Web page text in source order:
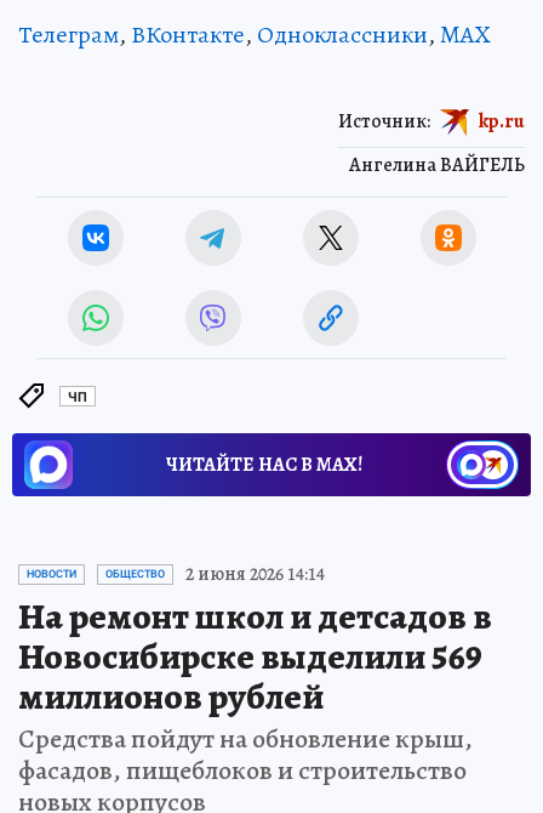
Телеграм, ВКонтакте, Одноклассники,MAX
Ангелина ВАЙГЕЛЬ
Источник: kp.ru
ЧП
ЧИТАЙТЕ НАС В МАХ!
НОВОСТИ ОБЩЕСТВО 2 июня 2026 14:14
На ремонт школ и детсадов в
Новосибирске выделили 569
миллионов рублей
Средства пойдут на обновление крыш,
фасадов, пищеблоков и строительство
новых корпусов